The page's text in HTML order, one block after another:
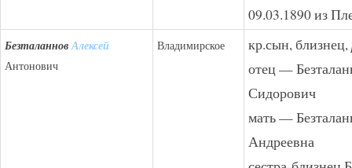
09.03.1890 из
БезталанновАлексей
Антонович
Владимирское кр.сын, близнец,
отец —
Сидорович
мать —
Андреевна